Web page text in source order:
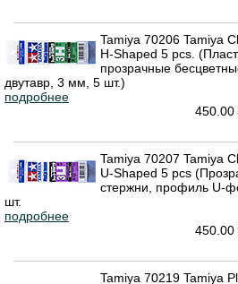
Tamiya 70206 Tamiya
H-Shaped 5 pcs.
прозрачные
двутавр, 3 мм, 5 шт.)
подробнее
450.00
Tamiya 70207 Tamiya
U-Shaped 5 pcs
стержни, профиль U-
шт.
подробнее
450.00
Tamiya 70219 Tamiya